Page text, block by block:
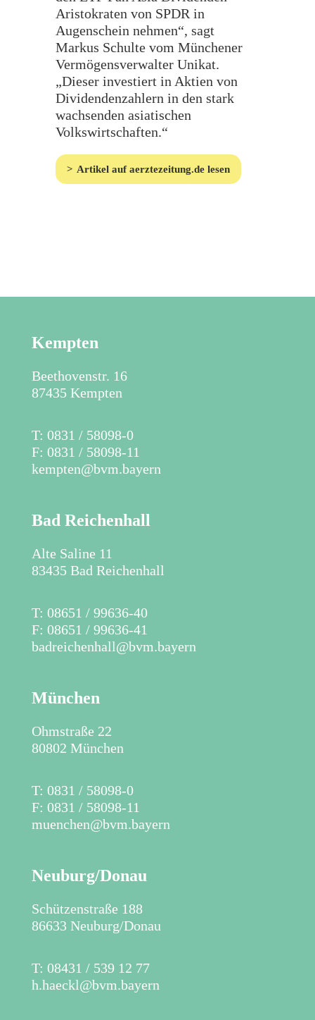
Aristokraten von SPDR in
Augenschein nehmen“, sagt
Markus Schulte vom Münchener
Vermögensverwalter Unikat.
„Dieser investiert in Aktien von
Dividendenzahlern in den stark
wachsenden asiatischen
Volkswirtschaften.“
Artikel auf aerztezeitung.de lesen
Kempten
Beethovenstr. 16
87435 Kempten
​T: 0831 / 58098-0
F: 0831 / 58098-11
kempten@bvm.bayern
Bad Reichenhall
Alte Saline 11
83435 Bad Reichenhall
​T: 08651 / 99636-40
F: 08651 / 99636-41
badreichenhall@bvm.bayern
München
Ohmstraße 22
80802 München
T: 0831 / 58098-0
F: 0831 / 58098-11
muenchen@bvm.bayern
Neuburg/Donau
Schützenstraße 188
86633 Neuburg/Donau
T: 08431 / 539 12 77
h.haeckl@bvm.bayern